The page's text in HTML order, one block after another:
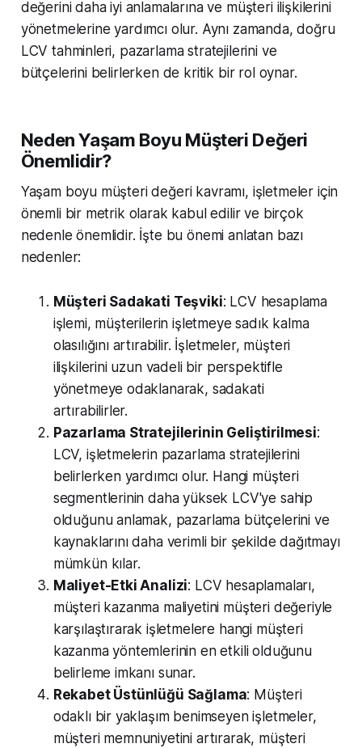
değerini daha iyi anlamalarına ve müşteri ilişkilerini
yönetmelerine yardımcı olur. Aynı zamanda, doğru
LCV tahminleri, pazarlama stratejilerini ve
bütçelerini belirlerken de kritik bir rol oynar.
Neden Yaşam Boyu Müşteri Değeri
Önemlidir?
Yaşam boyu müşteri değeri kavramı, işletmeler için
önemli bir metrik olarak kabul edilir ve birçok
nedenle önemlidir. İşte bu önemi anlatan bazı
nedenler:
Müşteri Sadakati Teşviki: LCV hesaplama
işlemi, müşterilerin işletmeye sadık kalma
olasılığını artırabilir. İşletmeler, müşteri
ilişkilerini uzun vadeli bir perspektifle
yönetmeye odaklanarak, sadakati
artırabilirler.
Pazarlama Stratejilerinin Geliştirilmesi:
LCV, işletmelerin pazarlama stratejilerini
belirlerken yardımcı olur. Hangi müşteri
segmentlerinin daha yüksek LCV'ye sahip
olduğunu anlamak, pazarlama bütçelerini ve
kaynaklarını daha verimli bir şekilde dağıtmayı
mümkün kılar.
Maliyet-Etki Analizi: LCV hesaplamaları,
müşteri kazanma maliyetini müşteri değeriyle
karşılaştırarak işletmelere hangi müşteri
kazanma yöntemlerinin en etkili olduğunu
belirleme imkanı sunar.
Rekabet Üstünlüğü Sağlama: Müşteri
odaklı bir yaklaşım benimseyen işletmeler,
müşteri memnuniyetini artırarak, müşteri